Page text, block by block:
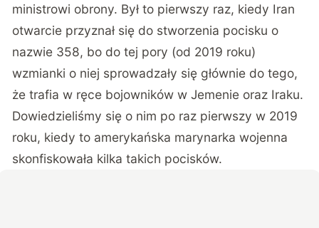
ministrowi obrony. Był to pierwszy raz, kiedy Iran
otwarcie przyznał się do stworzenia pocisku o
nazwie 358, bo do tej pory (od 2019 roku)
wzmianki o niej sprowadzały się głównie do tego,
że trafia w ręce bojowników w Jemenie oraz Iraku.
Dowiedzieliśmy się o nim po raz pierwszy w 2019
roku, kiedy to amerykańska marynarka wojenna
skonfiskowała kilka takich pocisków.